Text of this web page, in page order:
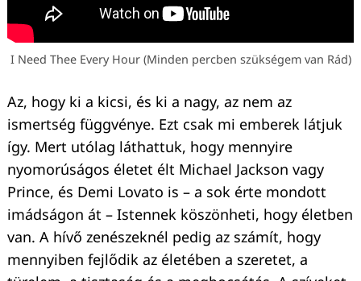
I Need Thee Every Hour (Minden percben szükségem van Rád)
Az, hogy ki a kicsi, és ki a nagy, az nem az
ismertség függvénye. Ezt csak mi emberek látjuk
így. Mert utólag láthattuk, hogy mennyire
nyomorúságos életet élt Michael Jackson vagy
Prince, és Demi Lovato is – a sok érte mondott
imádságon át – Istennek köszönheti, hogy életben
van. A hívő zenészeknél pedig az számít, hogy
mennyiben fejlődik az életében a szeretet, a